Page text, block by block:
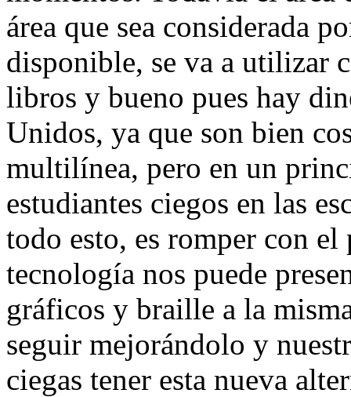
área que sea considerada
disponible, se va a utilizar
libros y bueno pues hay
Unidos, ya que son bien
multilínea, pero en un
estudiantes ciegos en las
todo esto, es romper con
tecnología nos puede
gráficos y braille a la
seguir mejorándolo y
ciegas tener esta nueva